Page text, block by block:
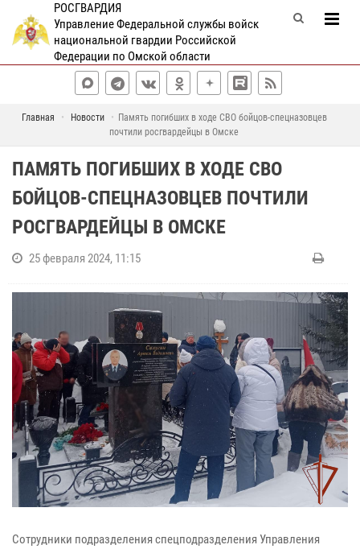
РОСГВАРДИЯ
Управление Федеральной службы войск
национальной гвардии Российской
Федерации по Омской области
Главная Новости
Память погибших в ходе СВО бойцов-спецназовцев
почтили росгвардейцы в Омске
ПАМЯТЬ ПОГИБШИХ В ХОДЕ СВО
БОЙЦОВ-СПЕЦНАЗОВЦЕВ ПОЧТИЛИ
РОСГВАРДЕЙЦЫ В ОМСКЕ
25 февраля 2024, 11:15
Сотрудники подразделения спецподразделения Управления